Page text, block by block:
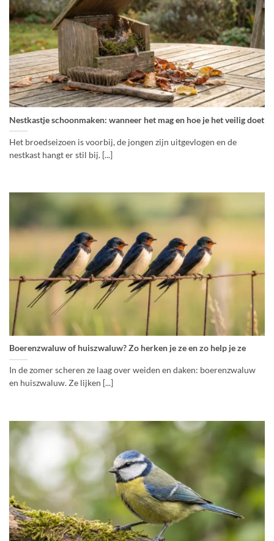
Nestkastje schoonmaken: wanneer het mag en hoe je het veilig doet
Het broedseizoen is voorbij, de jongen zijn uitgevlogen en de
nestkast hangt er stil bij. [...]
Boerenzwaluw of huiszwaluw? Zo herken je ze en zo help je ze
In de zomer scheren ze laag over weiden en daken: boerenzwaluw
en huiszwaluw. Ze lijken [...]